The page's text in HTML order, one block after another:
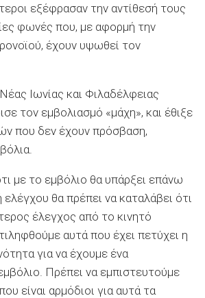
εξέφρασαν την αντίθεσή τους
φωνές που, με αφορμή την
έχουν υψωθεί τον
Ιωνίας και Φιλαδέλφειας
τον εμβολιασμό «μάχη», και έθιξε
που δεν έχουν πρόσβαση,
με το εμβόλιο θα υπάρξει επάνω
θα πρέπει να καταλάβει ότι
έλεγχος από το κινητό
αυτά που έχει πετύχει η
για να έχουμε ένα
Πρέπει να εμπιστευτούμε
είναι αρμόδιοι για αυτά τα